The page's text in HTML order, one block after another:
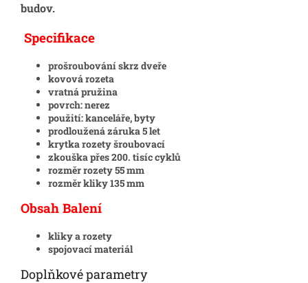
budov.
Specifikace
prošroubování skrz dveře
kovová rozeta
vratná pružina
povrch: nerez
použití: kanceláře, byty
prodloužená záruka 5 let
krytka rozety šroubovací
zkouška přes 200. tisíc cyklů
rozměr rozety 55 mm
rozměr kliky 135 mm
Obsah Balení
kliky a rozety
spojovací materiál
Doplňkové parametry